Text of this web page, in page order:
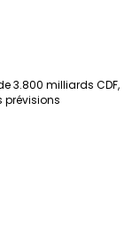
3.800 milliards CDF,
prévisions